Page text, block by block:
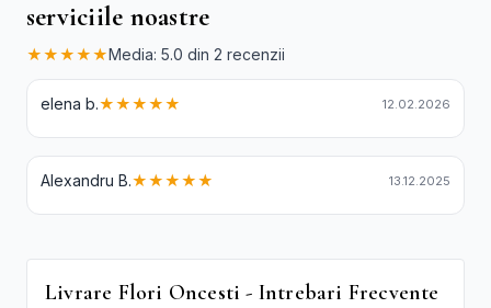
serviciile noastre
★★★★★Media: 5.0 din 2 recenzii
elena b.★★★★★ 12.02.2026
Alexandru B.★★★★★ 13.12.2025
Livrare Flori Oncesti - Intrebari Frecvente